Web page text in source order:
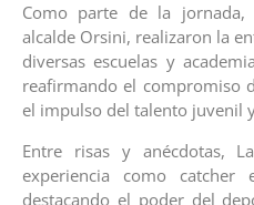
Como parte de la
alcalde Orsini, realizaron la
diversas escuelas y
reafirmando el compromiso
el impulso del talento juvenil
Entre risas y anécdotas,
experiencia como
destacando el poder del